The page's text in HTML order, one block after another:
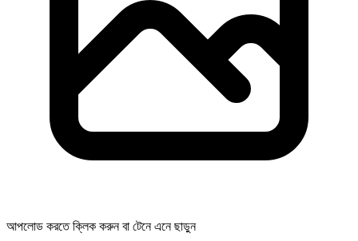
আপলোড করতে ক্লিক করুন বা টেনে এনে ছাড়ুন